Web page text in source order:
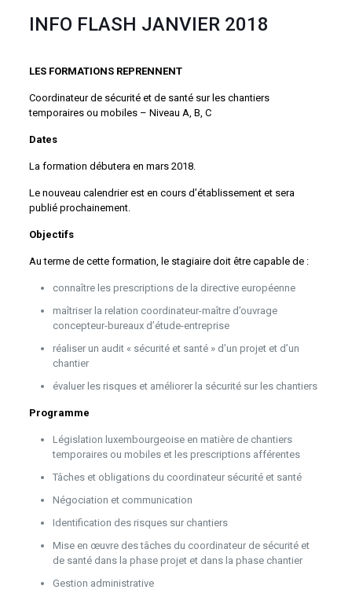
INFO FLASH JANVIER 2018
LES FORMATIONS REPRENNENT
Coordinateur de sécurité et de santé sur les chantiers
temporaires ou mobiles – Niveau A, B, C
Dates
La formation débutera en mars 2018.
Le nouveau calendrier est en cours d’établissement et sera
publié prochainement.
Objectifs
Au terme de cette formation, le stagiaire doit être capable de :
connaître les prescriptions de la directive européenne
maîtriser la relation coordinateur-maître d’ouvrage
concepteur-bureaux d’étude-entreprise
réaliser un audit « sécurité et santé » d’un projet et d’un
chantier
évaluer les risques et améliorer la sécurité sur les chantiers
Programme
Législation luxembourgeoise en matière de chantiers
temporaires ou mobiles et les prescriptions afférentes
Tâches et obligations du coordinateur sécurité et santé
Négociation et communication
Identification des risques sur chantiers
Mise en œuvre des tâches du coordinateur de sécurité et
de santé dans la phase projet et dans la phase chantier
Gestion administrative